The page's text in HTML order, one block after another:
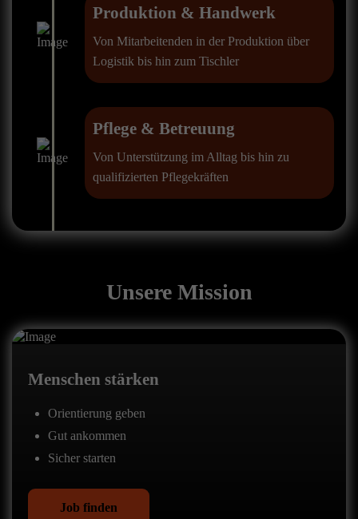
Produktion & Handwerk
Von Mitarbeitenden in der Produktion über
Logistik bis hin zum Tischler
Pflege & Betreuung
Von Unterstützung im Alltag bis hin zu
qualifizierten Pflegekräften
Unsere Mission
Menschen stärken
Orientierung geben
Gut ankommen
Sicher starten
Job finden